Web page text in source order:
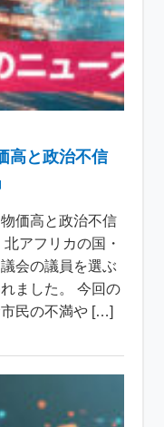
高と政治不信
価高と政治不信
アフリカの国・
会の議員を選ぶ
ました。 今回の
民の不満や […]